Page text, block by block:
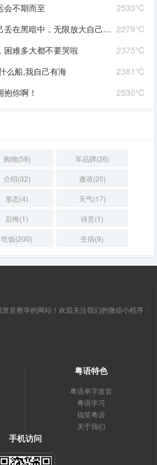
2533℃
会不期而至
2279℃
热乎的澡，喝甜甜的奶茶。看看长河落日，花朵树木，驱逐丧气再努力奔跑，生活到处是发光的星星。
2375℃
困难多大都不要哭啦
2381℃
么船,我自己有海
2530℃
你啊！
购物(58)
车品牌(26)
介绍(32)
邀请(20)
形态(4)
天气(17)
后悔(1)
诗意(1)
吃饭(200) 生病(9)
音教学的网站！欢迎关注我们的微信小程序：
粤语特色
粤语单字发音
粤语学习
搞笑粤语
关于我们
手机访问